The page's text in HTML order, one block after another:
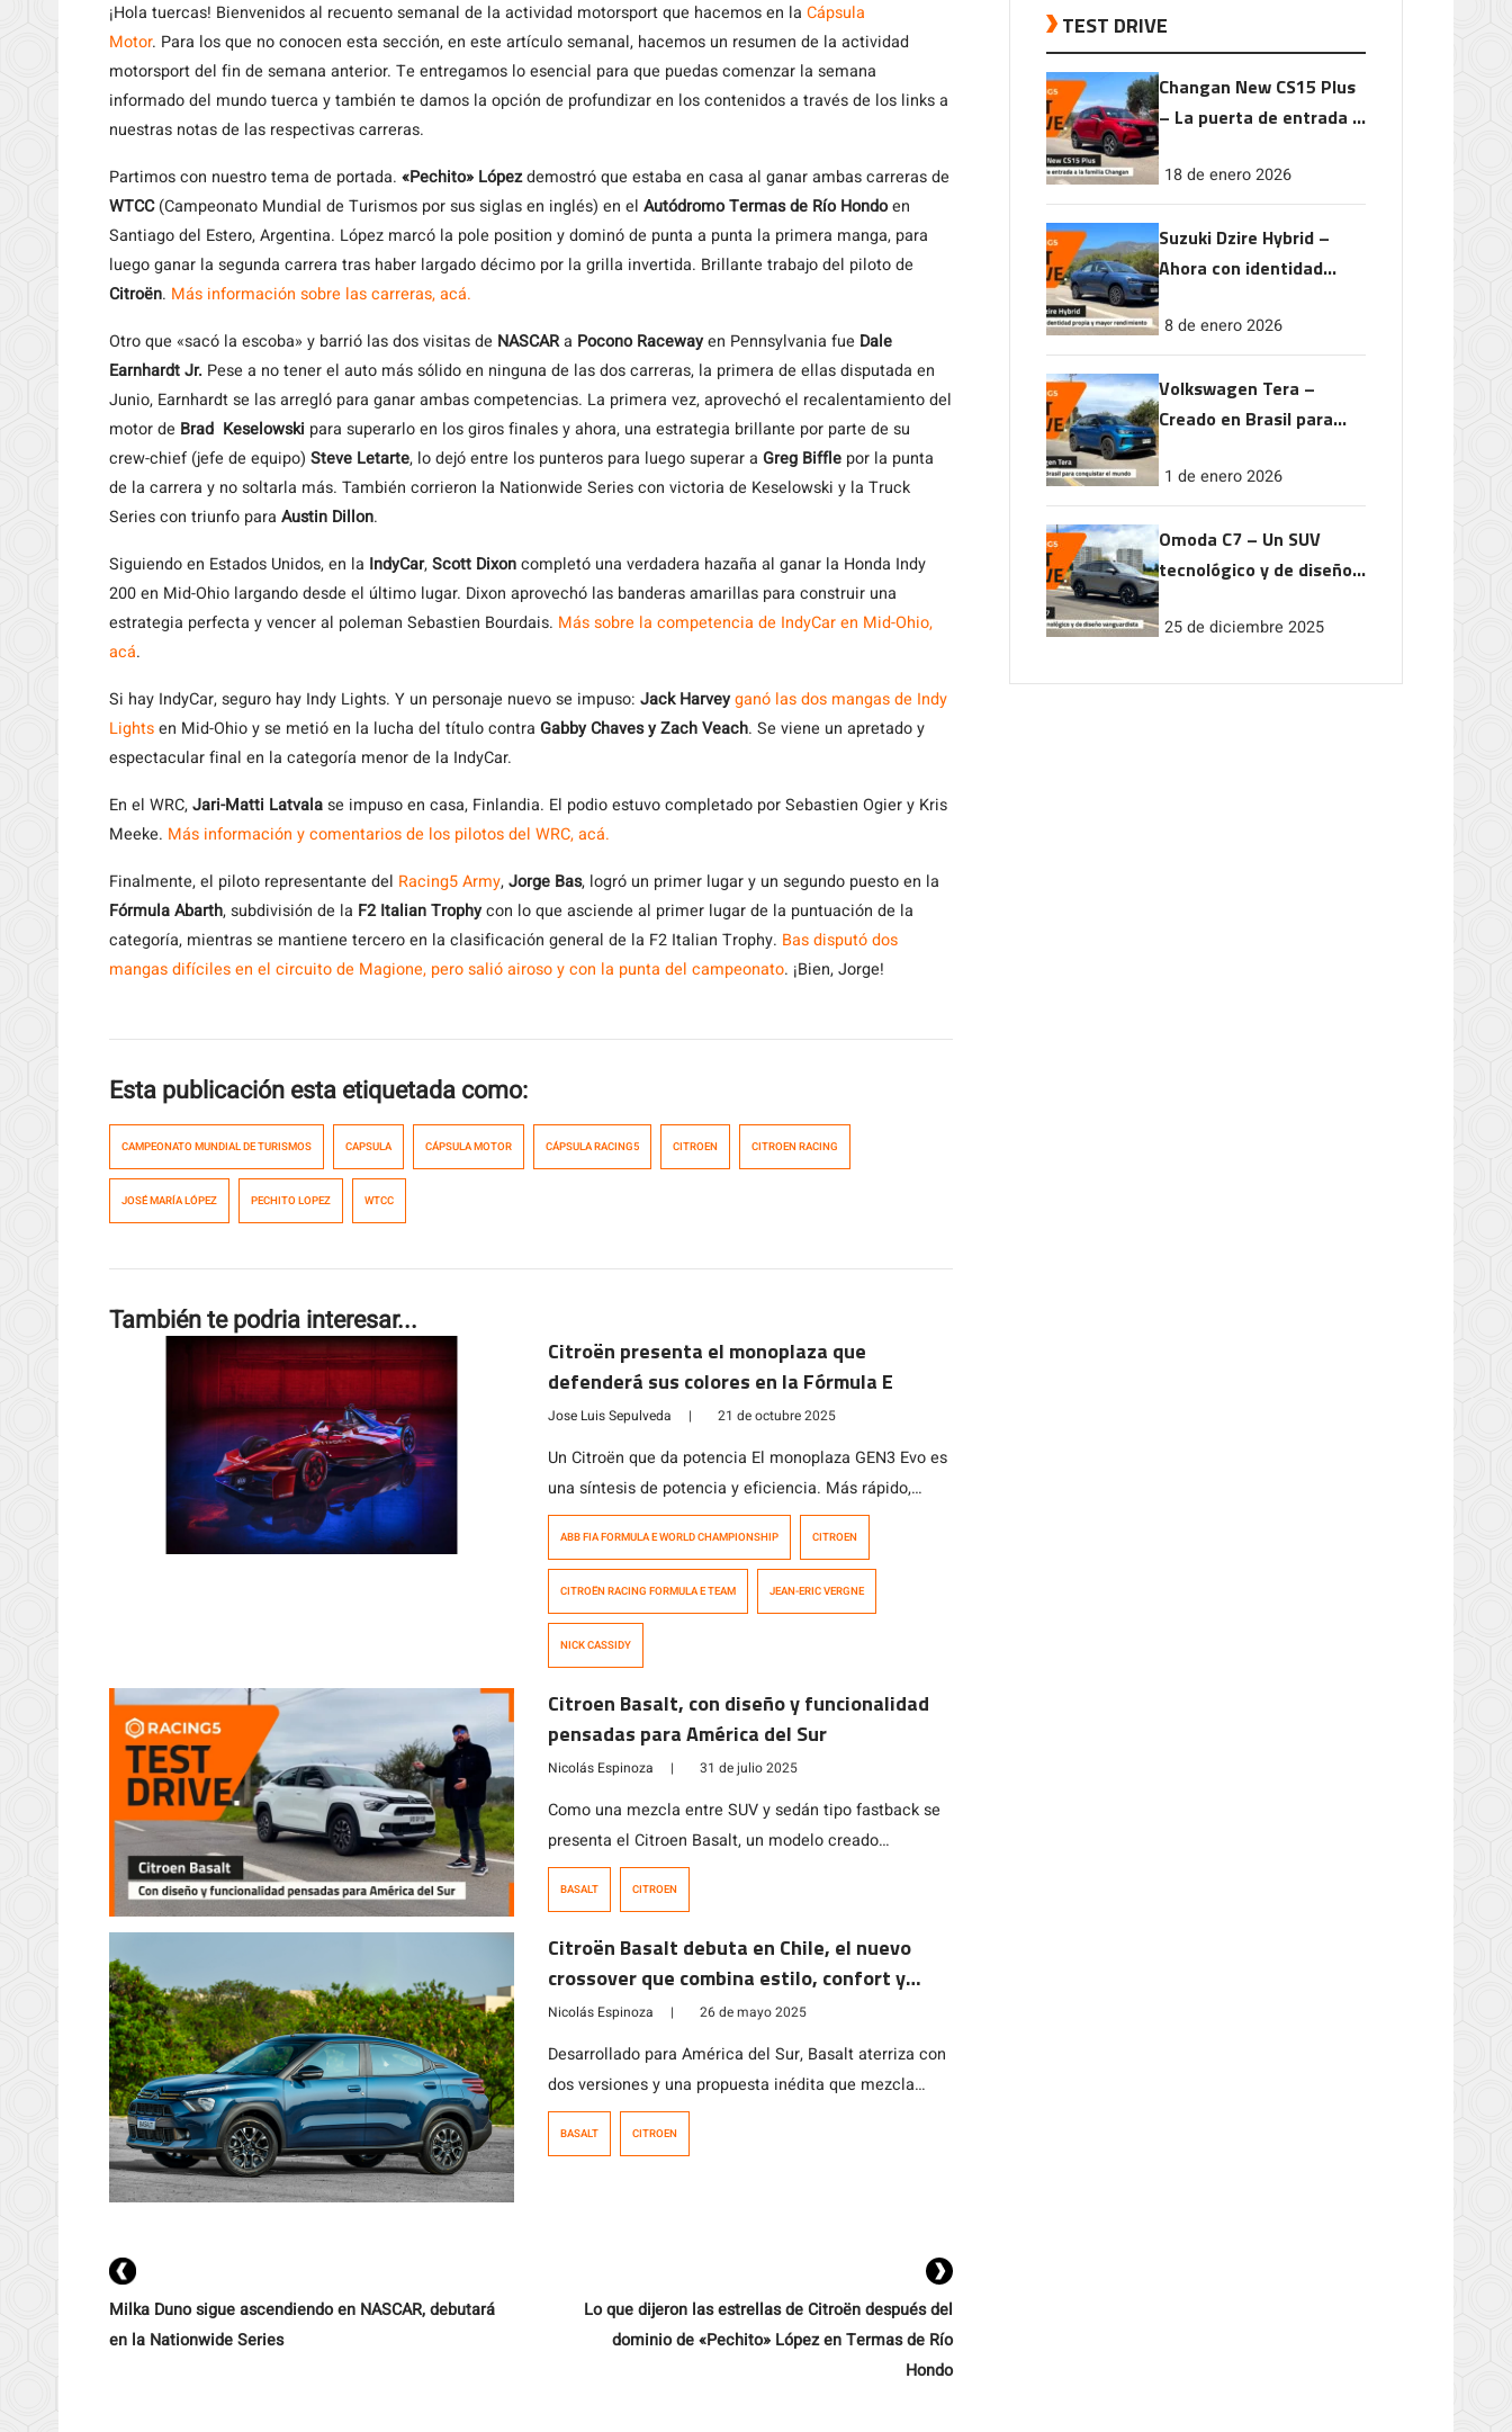
¡Hola tuercas! Bienvenidos al recuento semanal de la actividad motorsport que hacemos en la Cápsula
Motor. Para los que no conocen esta sección, en este artículo semanal, hacemos un resumen de la actividad
motorsport del fin de semana anterior. Te entregamos lo esencial para que puedas comenzar la semana
informado del mundo tuerca y también te damos la opción de profundizar en los contenidos a través de los links a
nuestras notas de las respectivas carreras.
Partimos con nuestro tema de portada. «Pechito» Lópezdemostró que estaba en casa al ganar ambas carreras de
WTCC(Campeonato Mundial de Turismos por sus siglas en inglés) en el Autódromo Termas de Río Hondoen
Santiago del Estero, Argentina. López marcó la pole position y dominó de punta a punta la primera manga, para
luego ganar la segunda carrera tras haber largado décimo por la grilla invertida. Brillante trabajo del piloto de
Citroën. Más información sobre las carreras, acá.
Otro que «sacó la escoba» y barrió las dos visitas de NASCARa Pocono Racewayen Pennsylvania fue Dale
Earnhardt Jr. Pese a no tener el auto más sólido en ninguna de las dos carreras, la primera de ellas disputada en
Junio, Earnhardt se las arregló para ganar ambas competencias. La primera vez, aprovechó el recalentamiento del
motor de Brad Keselowski para superarlo en los giros finales y ahora, una estrategia brillante por parte de su
crew-chief (jefe de equipo) Steve Letarte, lo dejó entre los punteros para luego superar a Greg Biffle por la punta
de la carrera y no soltarla más. También corrieron la Nationwide Series con victoria de Keselowski y la Truck
Series con triunfo para Austin Dillon.
Siguiendo en Estados Unidos, en la IndyCar,Scott Dixoncompletó una verdadera hazaña al ganar la Honda Indy
200 en Mid-Ohio largando desde el último lugar. Dixon aprovechó las banderas amarillas para construir una
estrategia perfecta y vencer al poleman Sebastien Bourdais. Más sobre la competencia de IndyCar en Mid-Ohio,
acá.
Si hay IndyCar, seguro hay Indy Lights. Y un personaje nuevo se impuso: Jack Harveyganó las dos mangas de Indy
Lightsen Mid-Ohio y se metió en la lucha del título contra Gabby Chaves y Zach Veach. Se viene un apretado y
espectacular final en la categoría menor de la IndyCar.
En el WRC,Jari-Matti Latvalase impuso en casa, Finlandia. El podio estuvo completado por Sebastien Ogier y Kris
Meeke. Más información y comentarios de los pilotos del WRC, acá.
Finalmente, el piloto representante del Racing5 Army,Jorge Bas, logró un primer lugar y un segundo puesto en la
Fórmula Abarth, subdivisión de la F2 Italian Trophycon lo que asciende al primer lugar de la puntuación de la
categoría, mientras se mantiene tercero en la clasificación general de la F2 Italian Trophy. Bas disputó dos
mangas difíciles en el circuito de Magione, pero salió airoso y con la punta del campeonato. ¡Bien, Jorge!
Esta publicación esta etiquetada como:
CAMPEONATO MUNDIAL DE TURISMOS CAPSULA CÁPSULA MOTOR CÁPSULA RACING5 CITROEN CITROEN RACING
JOSÉ MARÍA LÓPEZ PECHITO LOPEZ WTCC
También te podria interesar...
Citroën presenta el monoplaza que
defenderá sus colores en la Fórmula E
Jose Luis Sepulveda | 21 de octubre 2025
Un Citroën que da potencia El monoplaza GEN3 Evo es
una síntesis de potencia y eficiencia. Más rápido,
ligero y eficiente que nunca, este coche encarna la
cuenta. Su chasis es ultraligero y rígido. Desarrollado
sobre la base del chasis […]
ABB FIA FORMULA E WORLD CHAMPIONSHIP CITROEN
CITROËN RACING FORMULA E TEAM JEAN-ERIC VERGNE
NICK CASSIDY
Citroen Basalt, con diseño y funcionalidad
pensadas para América del Sur
Nicolás Espinoza | 31 de julio 2025
Como una mezcla entre SUV y sedán tipo fastback se
presenta el Citroen Basalt, un modelo creado
especialmente para el mercado de Sudamérica con
coupantes y mantener una capacidad de carga de 490
litros en su […]
BASALT CITROEN
Citroën Basalt debuta en Chile, el nuevo
crossover que combina estilo, confort y
espacio
Nicolás Espinoza | 26 de mayo 2025
Desarrollado para América del Sur, Basalt aterriza con
dos versiones y una propuesta inédita que mezcla
diseño y funcionalidad.
BASALT CITROEN
Milka Duno sigue ascendiendo en NASCAR, debutará
en la Nationwide Series
Lo que dijeron las estrellas de Citroën después del
dominio de «Pechito» López en Termas de Río
Hondo
TEST DRIVE
Changan New CS15 Plus
– La puerta de entrada a
18 de enero 2026
Suzuki Dzire Hybrid –
Ahora con identidad
rendimiento
8 de enero 2026
Volkswagen Tera –
Creado en Brasil para
1 de enero 2026
Omoda C7 – Un SUV
tecnológico y de diseño
25 de diciembre 2025